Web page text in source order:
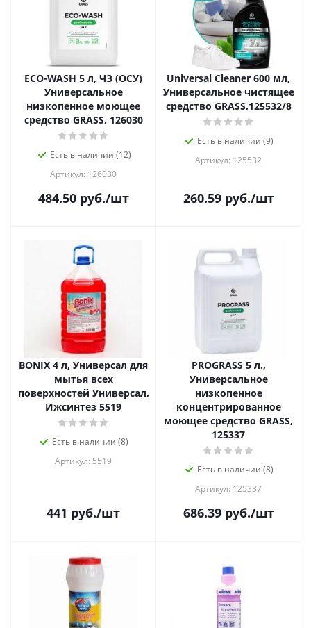
ECO-WASH 5 л, ЧЗ (ОСУ)
Универсальное
низкопенное моющее
средство GRASS, 126030
Есть в наличии (12)
Артикул: 126030
484.50руб./шт
Universal Cleaner 600 мл,
Универсальное чистящее
средство GRASS,125532/8
Есть в наличии (9)
Артикул: 125532
260.59руб./шт
BONIX 4 л, Универсал для
мытья всех
поверхностей Универсал,
Ижсинтез 5519
Есть в наличии (8)
Артикул: 5519
441 руб./шт
PROGRASS 5 л.,
Универсальное
низкопенное
концентрированное
моющее средство GRASS,
125337
Есть в наличии (8)
Артикул: 125337
686.39руб./шт